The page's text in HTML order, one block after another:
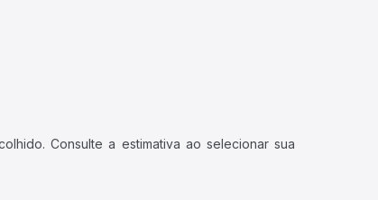
Consulte a estimativa ao selecionar sua